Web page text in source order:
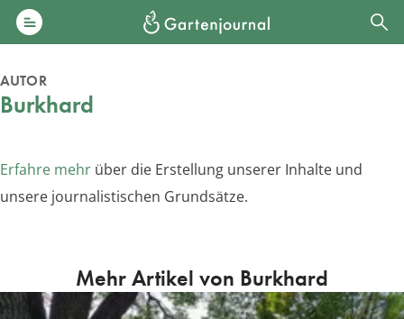
AUTOR
Burkhard
Erfahre mehr über die Erstellung unserer Inhalte und
unsere journalistischen Grundsätze.
Mehr Artikel von Burkhard